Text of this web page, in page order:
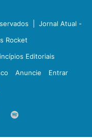
| Jornal Atual -
Rocket
Editoriais
Anuncie
Entrar
Spotify